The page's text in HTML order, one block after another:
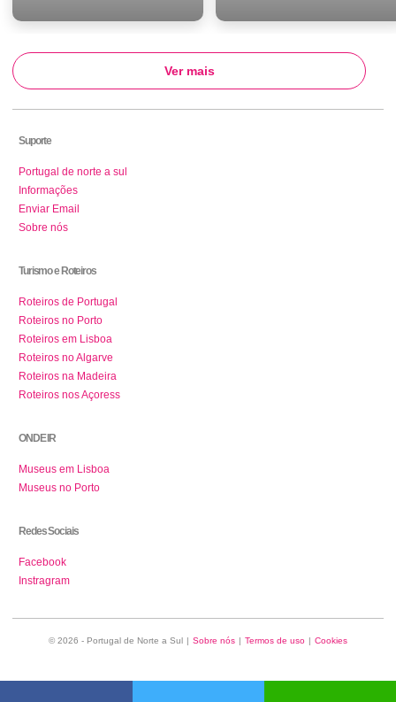
Ver mais
Suporte
Portugal de norte a sul
Informações
Enviar Email
Sobre nós
Turismo e Roteiros
Roteiros de Portugal
Roteiros no Porto
Roteiros em Lisboa
Roteiros no Algarve
Roteiros na Madeira
Roteiros nos Açoress
ONDE IR
Museus em Lisboa
Museus no Porto
Redes Sociais
Facebook
Instragram
© 2026 - Portugal de Norte a Sul | Sobre nós | Termos de uso | Cookies